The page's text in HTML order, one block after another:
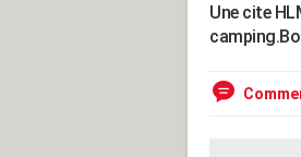
Une cite